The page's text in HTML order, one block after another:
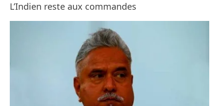
L’Indien reste aux commandes